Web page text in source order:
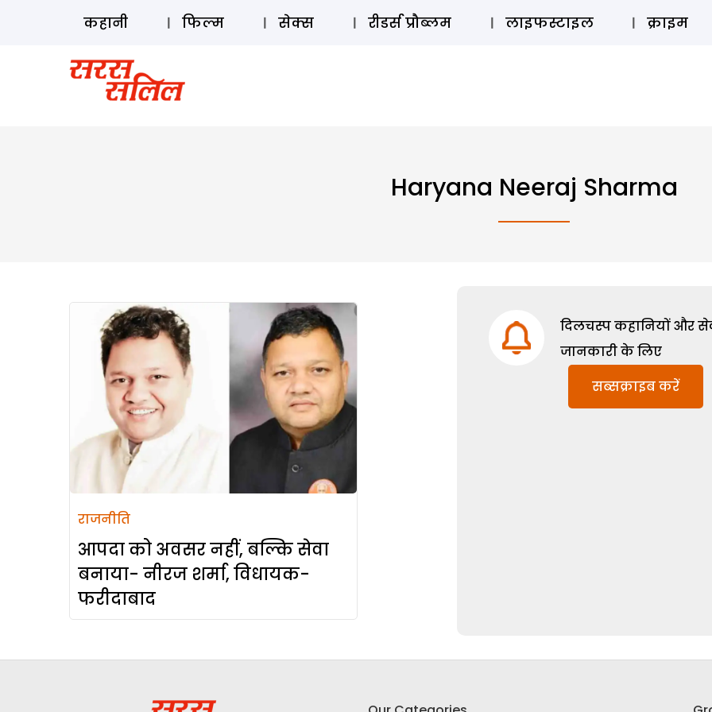
ऑडियो
कहानी फिल्म सेक्स रीडर्स प्रौब्लम लाइफस्टाइल क्राइम
Haryana Neeraj Sharma
राजनीति
आपदा को अवसर नहीं, बल्कि सेवा
बनाया- नीरज शर्मा, विधायक-
फरीदाबाद
दिलचस्प कहानियों और
जानकारी के लिए
सब्सक्राइब करें